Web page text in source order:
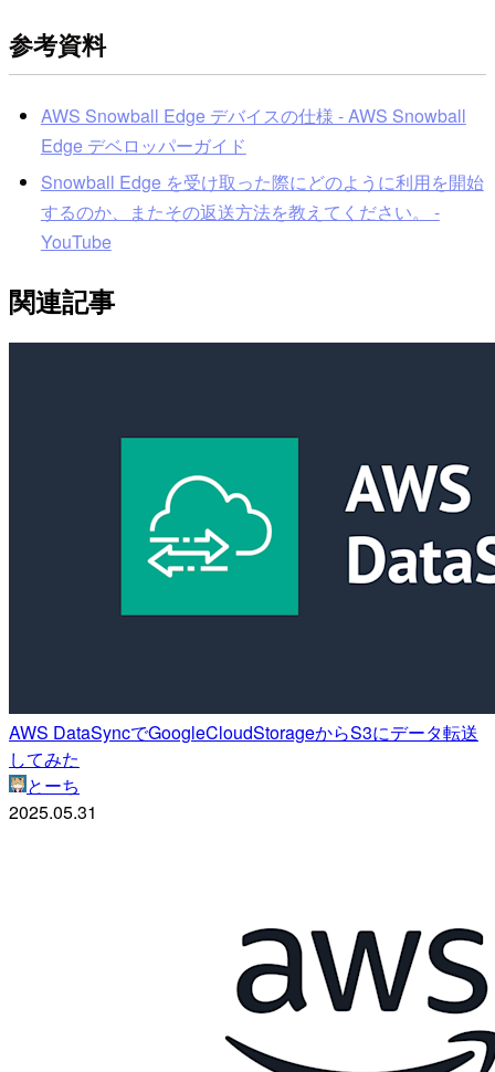
参考資料
AWS Snowball Edge デバイスの仕様 - AWS Snowball
Edge デベロッパーガイド
Snowball Edge を受け取った際にどのように利用を開始
するのか、またその返送方法を教えてください。 -
YouTube
関連記事
AWS DataSyncでGoogleCloudStorageからS3にデータ転送
してみた
とーち
2025.05.31